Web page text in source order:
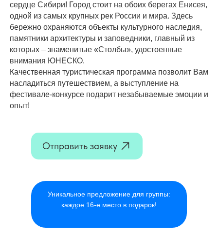
сердце Сибири! Город стоит на обоих берегах Енисея,
одной из самых крупных рек России и мира. Здесь
бережно охраняются объекты культурного наследия,
памятники архитектуры и заповедники, главный из
которых – знаменитые «Столбы», удостоенные
внимания ЮНЕСКО.
Качественная туристическая программа позволит Вам
насладиться путешествием, а выступление на
фестивале-конкурсе подарит незабываемые эмоции и
опыт!
Отправить заявку
Уникальное предложение для группы:
каждое 16-е место в подарок!